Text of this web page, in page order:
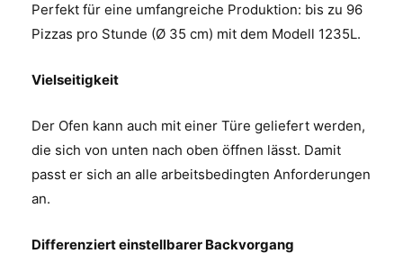
Perfekt für eine umfangreiche Produktion: bis zu 96
Pizzas pro Stunde (Ø 35 cm) mit dem Modell 1235L.
Vielseitigkeit
Der Ofen kann auch mit einer Türe geliefert werden,
die sich von unten nach oben öffnen lässt. Damit
passt er sich an alle arbeitsbedingten Anforderungen
an.
Differenziert einstellbarer Backvorgang